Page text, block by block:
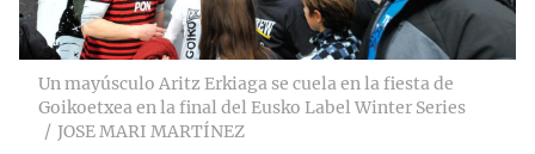
Un mayúsculo Aritz Erkiaga se cuela en la fiesta de
Goikoetxea en la final del Eusko Label Winter Series
JOSE MARI MARTÍNEZ